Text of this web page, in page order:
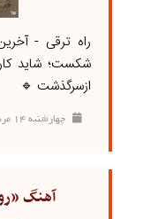
راه ترقی -
شکست؛ شاید
ازسرگذشت 🔹
چهارشنبه ۱۴ مرداد ۱۴۰۵
آهنگ